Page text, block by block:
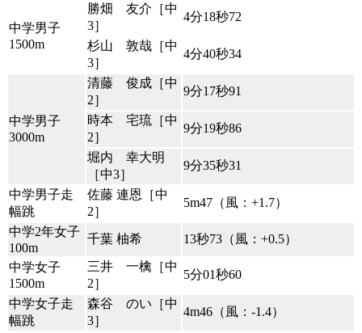
中学男子
1500m
勝畑 友介［中
3］
4分18秒72
杉山 敦哉［中
3］
4分40秒34
中学男子
3000m
清藤 俊成［中
2］
9分17秒91
時本 宅琉［中
2］
9分19秒86
堀内 幸大明
［中3］
9分35秒31
中学男子走
幅跳
佐藤 連恩［中
2］
5m47（風：+1.7）
中学2年女子
100m
千葉 柚希 13秒73（風：+0.5）
中学女子
1500m
三井 一檎［中
2］
5分01秒60
中学女子走
幅跳
森谷 のい［中
3］
4m46（風：-1.4）